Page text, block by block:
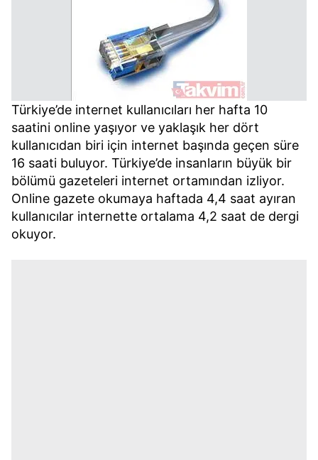
Türkiye’de internet kullanıcıları her hafta 10
saatini online yaşıyor ve yaklaşık her dört
kullanıcıdan biri için internet başında geçen süre
16 saati buluyor. Türkiye’de insanların büyük bir
bölümü gazeteleri internet ortamından izliyor.
Online gazete okumaya haftada 4,4 saat ayıran
kullanıcılar internette ortalama 4,2 saat de dergi
okuyor.